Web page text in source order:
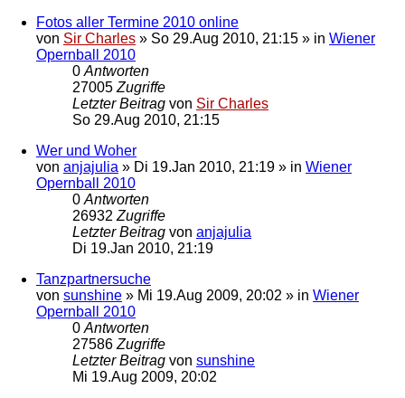
Fotos aller Termine 2010 online
von Sir Charles » So 29.Aug 2010, 21:15 » in Wiener
Opernball 2010
0 Antworten
27005 Zugriffe
Letzter Beitrag von Sir Charles
So 29.Aug 2010, 21:15
Wer und Woher
von anjajulia » Di 19.Jan 2010, 21:19 » in Wiener
Opernball 2010
0 Antworten
26932 Zugriffe
Letzter Beitrag von anjajulia
Di 19.Jan 2010, 21:19
Tanzpartnersuche
von sunshine » Mi 19.Aug 2009, 20:02 » in Wiener
Opernball 2010
0 Antworten
27586 Zugriffe
Letzter Beitrag von sunshine
Mi 19.Aug 2009, 20:02